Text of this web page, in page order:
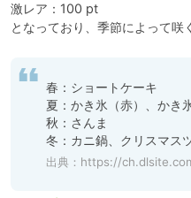
激レア：100 pt
となっており、季節によって咲
春：ショートケーキ
夏：かき氷（赤）、かき
秋：さんま
冬：カニ鍋、クリスマス
出典： https://